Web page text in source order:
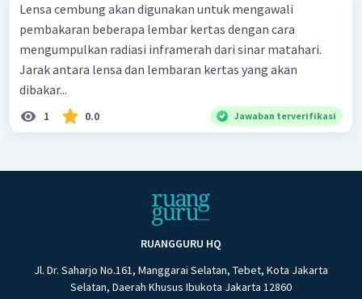
Lensa cembung akan digunakan untuk mengawali
pembakaran beberapa lembar kertas dengan cara
mengumpulkan radiasi inframerah dari sinar matahari.
Jarak antara lensa dan lembaran kertas yang akan
dibakar...
1 0.0 Jawaban terverifikasi
RUANGGURU HQ
Jl. Dr. Saharjo No.161, Manggarai Selatan, Tebet, Kota Jakarta
Selatan, Daerah Khusus Ibukota Jakarta 12860